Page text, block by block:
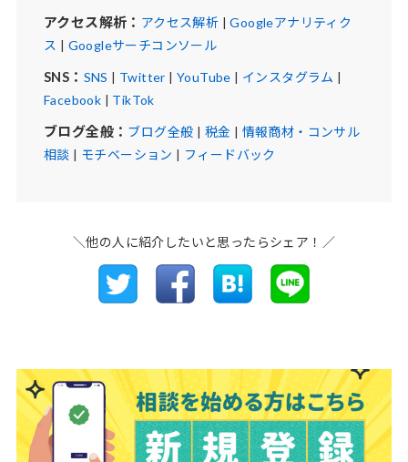
アクセス解析： アクセス解析 |Googleアナリティク
ス | Googleサーチコンソール
SNS： SNS | Twitter | YouTube | インスタグラム |
Facebook | TikTok
ブログ全般： ブログ全般 | 税金 | 情報商材・コンサル
相談 | モチベーション | フィードバック
＼他の人に紹介したいと思ったらシェア！／